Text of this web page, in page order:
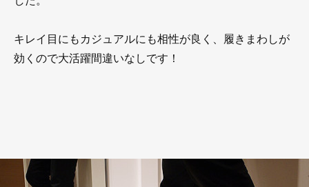
キレイ目にもカジュアルにも相性が良く、履きまわしが
効くので大活躍間違いなしです！